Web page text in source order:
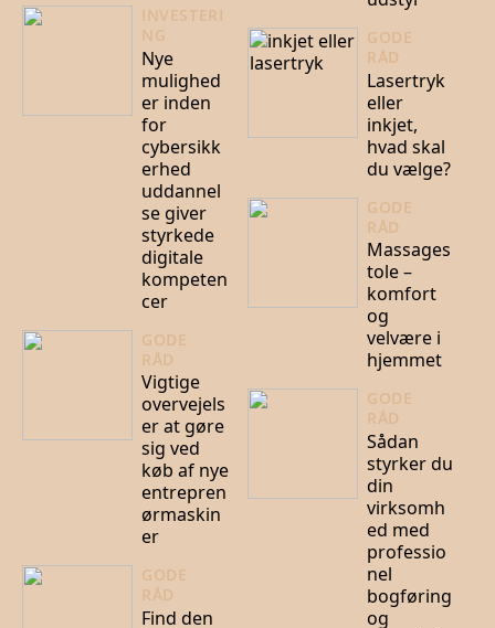
INVESTERI
NG
Nye
mulighed
er inden
for
cybersikk
erhed
uddannel
se giver
styrkede
digitale
kompeten
cer
GODE
RÅD
Vigtige
overvejels
er at gøre
sig ved
køb af nye
entrepren
ørmaskin
er
GODE
RÅD
Find den
GODE
RÅD
Lasertryk
eller
inkjet,
hvad skal
du vælge?
GODE
RÅD
Massages
tole –
komfort
og
velvære i
hjemmet
GODE
RÅD
Sådan
styrker du
din
virksomh
ed med
professio
nel
bogføring
og